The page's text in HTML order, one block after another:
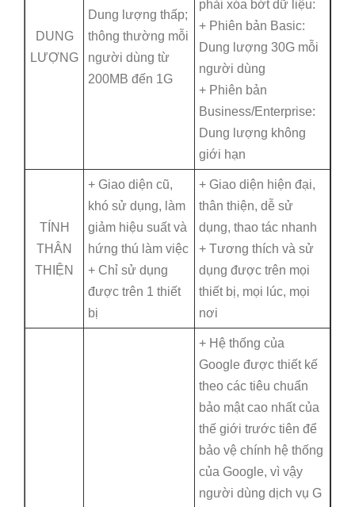
DUNG
LƯỢNG
Dung lượng thấp;
thông thường mỗi
người dùng từ
200MB đến 1G
phải xóa bớt dữ liệu:
+ Phiên bản Basic:
Dung lượng 30G mỗi
người dùng
+ Phiên bản
Business/Enterprise:
Dung lượng không
giới hạn
TÍNH
THÂN
THIỆN
+ Giao diện cũ,
khó sử dụng, làm
giảm hiệu suất và
hứng thú làm việc
+ Chỉ sử dụng
được trên 1 thiết
bị
+ Giao diện hiện đại,
thân thiện, dễ sử
dụng, thao tác nhanh
+ Tương thích và sử
dụng được trên mọi
thiết bị, mọi lúc, mọi
nơi
+ Hệ thống của
Google được thiết kế
theo các tiêu chuẩn
bảo mật cao nhất của
thế giới trước tiên để
bảo vệ chính hệ thống
của Google, vì vậy
người dùng dịch vụ G